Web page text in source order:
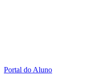
Portal do Aluno